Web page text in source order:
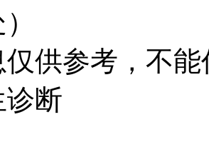
仅供参考，不
诊断